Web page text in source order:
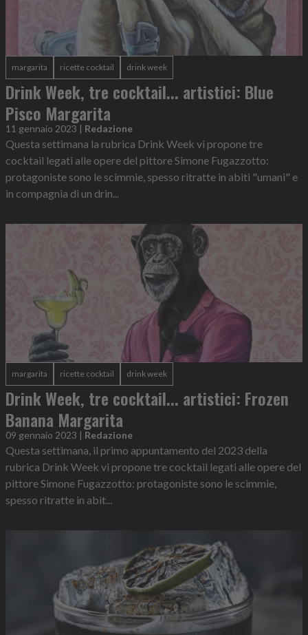
margarita ricette cocktail drink week
Drink Week, tre cocktail... artistici: Blue
Pisco Margarita
11 gennaio 2023 | Redazione
Questa settimana la rubrica Drink Week vi propone tre
cocktail legati alle opere del pittore Simone Fugazzotto:
protagoniste sono le scimmie, spesso ritratte in abiti "umani" e
in compagnia di un drin...
margarita ricette cocktail drink week
Drink Week, tre cocktail... artistici: Frozen
Banana Margarita
09 gennaio 2023 | Redazione
Questa settimana, il primo appuntamento del 2023 della
rubrica Drink Week vi propone tre cocktail legati alle opere del
pittore Simone Fugazzotto: protagoniste sono le scimmie,
spesso ritratte in abit...